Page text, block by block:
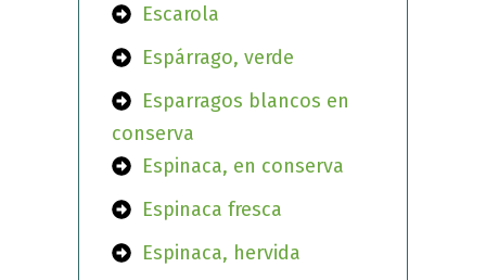
Escarola
Espárrago, verde
Esparragos blancos en
conserva
Espinaca, en conserva
Espinaca fresca
Espinaca, hervida